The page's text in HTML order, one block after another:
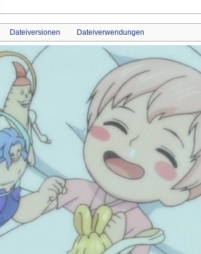
Dateiversionen Dateiverwendungen